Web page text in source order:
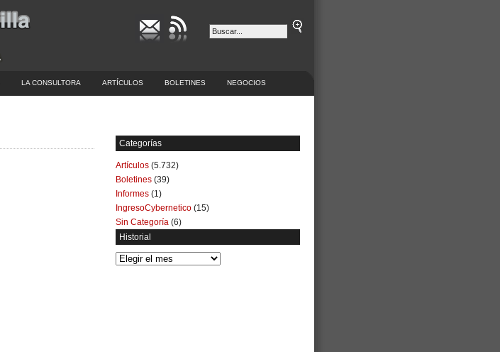
LA CONSULTORA ARTÍCULOS BOLETINES NEGOCIOS
Categorías
Artículos (5.732)
Boletines (39)
Informes (1)
IngresoCybernetico (15)
Sin Categoría (6)
Historial
Historial